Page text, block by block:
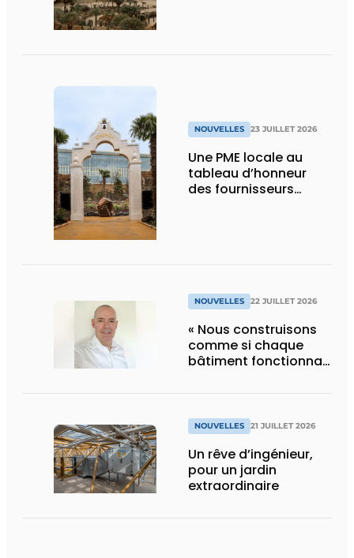
NOUVELLES 23 JUILLET 2026
Une PME locale au
tableau d’honneur
des fournisseurs
NOUVELLES 22 JUILLET 2026
« Nous construisons
comme si chaque
bâtiment fonctionnait
»NOUVELLES 21 JUILLET 2026
Un rêve d’ingénieur,
pour un jardin
extraordinaire